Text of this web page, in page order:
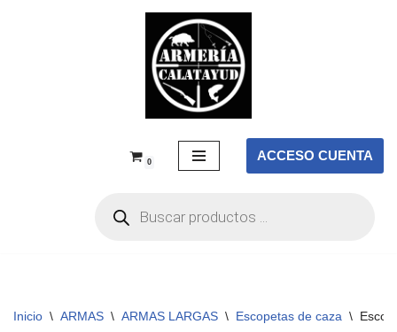
0 ACCESO CUENTA
Inicio \ ARMAS \ ARMAS LARGAS \ Escopetas de caza \